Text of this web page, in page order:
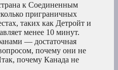
к Соединенным
приграничных
таких как Детройт и
менее 10 минут.
— достаточная
почему они не
почему Канада не